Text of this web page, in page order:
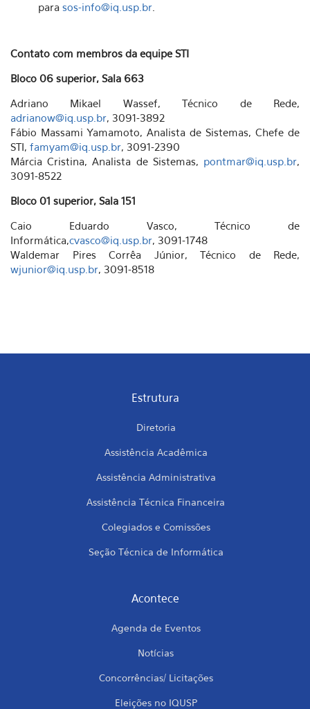
para sos-info@iq.usp.br
Contato com membros da equipe STI
Bloco 06 superior, Sala 663
Adriano Mikael Wassef, Técnico de Rede,
adrianow@iq.usp.br, 3091-3892
Fábio Massami Yamamoto, Analista de Sistemas, Chefe de
STI, famyam@iq.usp.br, 3091-2390
Márcia Cristina, Analista de Sistemas, pontmar@iq.usp.br,
3091-8522
Bloco 01 superior, Sala 151
Caio Eduardo Vasco, Técnico de
Informática,cvasco@iq.usp.br, 3091-1748
Waldemar Pires Corrêa Júnior, Técnico de Rede,
wjunior@iq.usp.br, 3091-8518
Estrutura
Diretoria
Assistência Acadêmica
Assistência Administrativa
Assistência Técnica Financeira
Colegiados e Comissões
Seção Técnica de Informática
Acontece
Agenda de Eventos
Notícias
Concorrências/ Licitações
Eleições no IQUSP